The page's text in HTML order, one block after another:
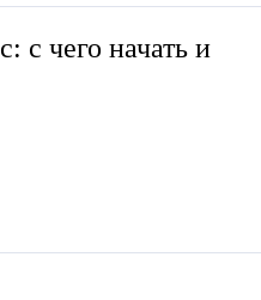
с чего начать и